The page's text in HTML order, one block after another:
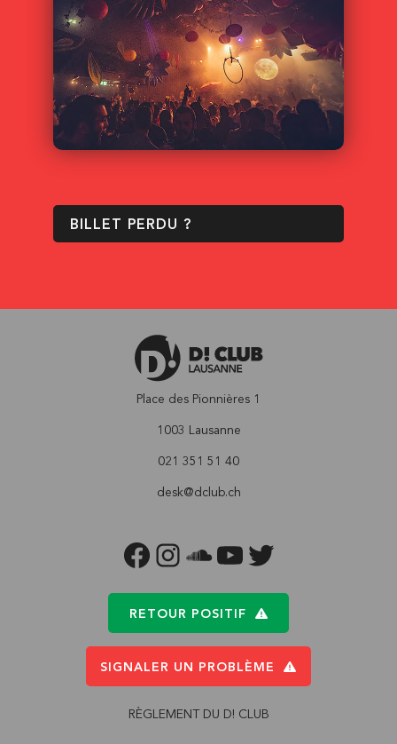
BILLET PERDU ?
Place des Pionnières 1
1003 Lausanne
021 351 51 40
desk@dclub.ch
FACEBOOKINSTAGRAM
SOUNDCLOUD
YOUTUBETWITTER
RETOUR POSITIF
SIGNALER UN PROBLÈME
RÈGLEMENT DU D! CLUB